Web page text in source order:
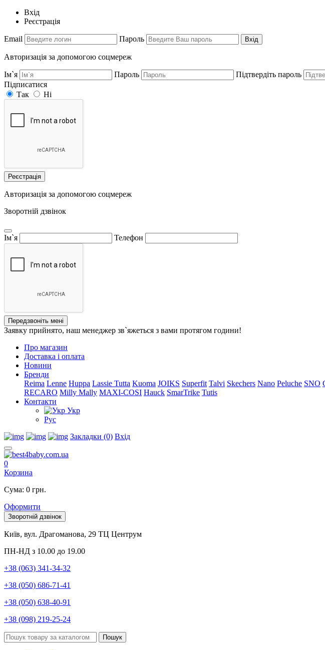
Вхід
Реєстрація
Email Пароль Вхід
Авторизація за допомогою соцмереж
Ім`я Пароль Підтвердіть пароль
Підписатися
Так
Ні
Реєстрація
Авторизація за допомогою соцмереж
Зворотній дзвінок
Ім`я Телефон
Передзвоніть мені
Заявку прийнято, наш менеджер зв`яжеться з вами протягом години!
Про магазин
Доставка і оплата
Новини
Бренди
Reima Lenne Huppa Lassie Tutta Kuoma JOIKS Superfit Talvi Skechers Nano Peluche SNO
RECARO Milly Mally MAXI-COSI Hauck SmarTrike Tutis
Контакти
Укр
Рус
Закладки (0) Вхід
0
Корзина
Сума: 0 грн.
Оформити
Зворотній дзвінок
Київ, вул. Драгоманова, 29 ТЦ Центрум
ПН-НД з 10.00 до 19.00
+38 (063) 341-34-32
+38 (050) 686-71-41
+38 (050) 638-40-91
+38 (098) 219-25-24
Пошук